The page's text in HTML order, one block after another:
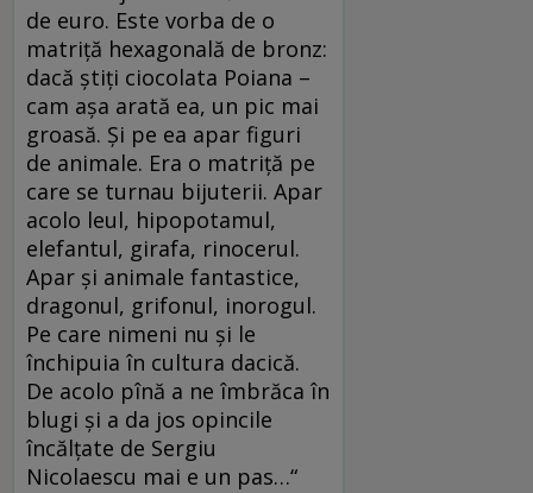
de euro. Este vorba de o
matriţă hexagonală de bronz:
dacă ştiţi ciocolata Poiana –
cam aşa arată ea, un pic mai
groasă. Şi pe ea apar figuri
de animale. Era o matriţă pe
care se turnau bijuterii. Apar
acolo leul, hipopotamul,
elefantul, girafa, rinocerul.
Apar şi animale fantastice,
dragonul, grifonul, inorogul.
Pe care nimeni nu şi le
închipuia în cultura dacică.
De acolo pînă a ne îmbrăca în
blugi şi a da jos opincile
încălţate de Sergiu
Nicolaescu mai e un pas…“